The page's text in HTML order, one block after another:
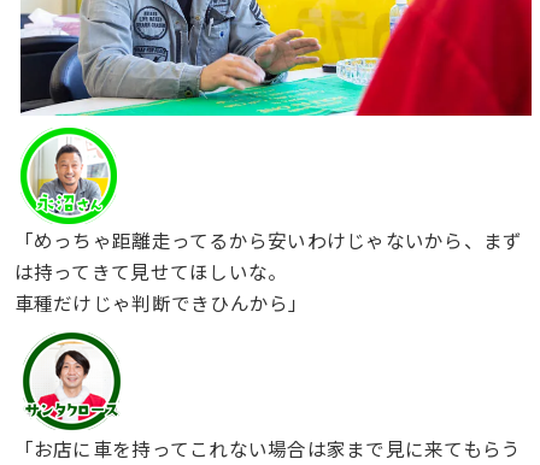
「めっちゃ距離走ってるから安いわけじゃないから、まず
は持ってきて見せてほしいな。
車種だけじゃ判断できひんから」
「お店に車を持ってこれない場合は家まで見に来てもらう